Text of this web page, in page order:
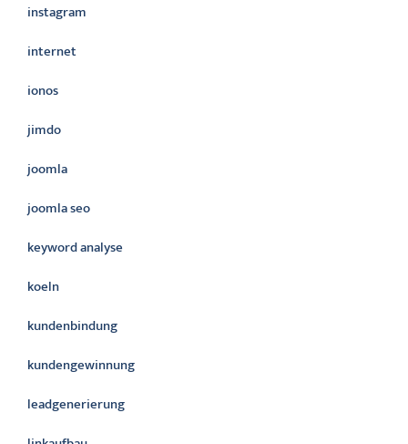
instagram
internet
ionos
jimdo
joomla
joomla seo
keyword analyse
koeln
kundenbindung
kundengewinnung
leadgenerierung